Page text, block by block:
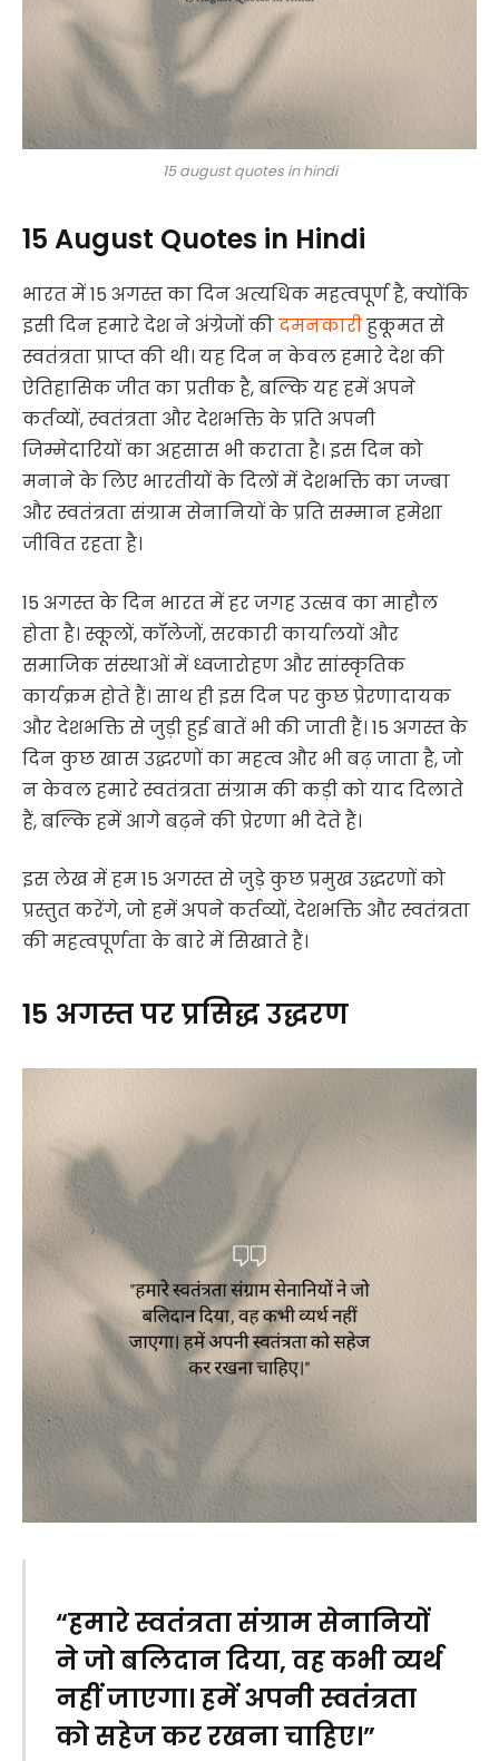
15 august quotes in hindi
15 August Quotes in Hindi
भारत में 15 अगस्त का दिन अत्यधिक महत्वपूर्ण है, क्योंकि
इसी दिन हमारे देश ने अंग्रेजों कीदमनकारीहुकूमत से
स्वतंत्रता प्राप्त की थी। यह दिन न केवल हमारे देश की
ऐतिहासिक जीत का प्रतीक है, बल्कि यह हमें अपने
कर्तव्यों, स्वतंत्रता और देशभक्ति के प्रति अपनी
जिम्मेदारियों का अहसास भी कराता है। इस दिन को
मनाने के लिए भारतीयों के दिलों में देशभक्ति का जज्बा
और स्वतंत्रता संग्राम सेनानियों के प्रति सम्मान हमेशा
जीवित रहता है।
15 अगस्त के दिन भारत में हर जगह उत्सव का माहौल
होता है। स्कूलों, कॉलेजों, सरकारी कार्यालयों और
समाजिक संस्थाओं में ध्वजारोहण और सांस्कृतिक
कार्यक्रम होते हैं। साथ ही इस दिन पर कुछ प्रेरणादायक
और देशभक्ति से जुड़ी हुई बातें भी की जाती हैं। 15 अगस्त के
दिन कुछ खास उद्धरणों का महत्व और भी बढ़ जाता है, जो
न केवल हमारे स्वतंत्रता संग्राम की कड़ी को याद दिलाते
हैं, बल्कि हमें आगे बढ़ने की प्रेरणा भी देते हैं।
इस लेख में हम 15 अगस्त से जुड़े कुछ प्रमुख उद्धरणों को
प्रस्तुत करेंगे, जो हमें अपने कर्तव्यों, देशभक्ति और स्वतंत्रता
की महत्वपूर्णता के बारे में सिखाते हैं।
15 अगस्त पर प्रसिद्ध उद्धरण
“हमारे स्वतंत्रता संग्राम सेनानियों
ने जो बलिदान दिया, वह कभी व्यर्थ
नहीं जाएगा। हमें अपनी स्वतंत्रता
को सहेज कर रखना चाहिए।”